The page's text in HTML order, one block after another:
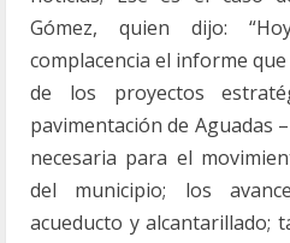
Gómez, quien dijo:
complacencia el informe
de los proyectos
pavimentación de Aguadas
necesaria para el
del municipio; los
acueducto y alcantarillado;